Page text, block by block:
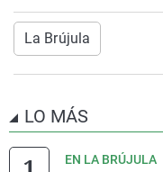
La Brújula
LO MÁS
EN LA BRÚJULA